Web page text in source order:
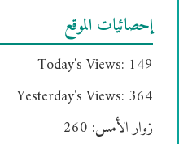
إحصائيات الموقع
Today's Views: 149
Yesterday's Views: 364
زوار الأمس: 260